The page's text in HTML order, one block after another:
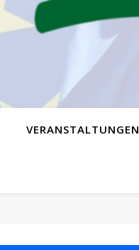
VERANSTALTUNGEN